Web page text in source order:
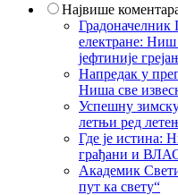
Највише
Градоначелник
електране: Ниш
јефтиније
Напредак у
Ниша све
Успешну
летњи ред
Где је истина:
грађани и
Академик
пут ка свету“